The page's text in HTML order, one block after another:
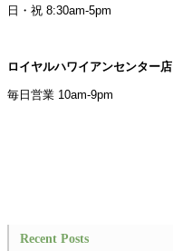
日・祝 8:30am-5pm
ロイヤルハワイアンセンター
毎日営業 10am-9pm
Recent Posts